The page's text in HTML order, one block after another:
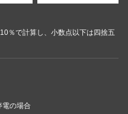
％で計算し、小数点以下は四捨五
電の場合